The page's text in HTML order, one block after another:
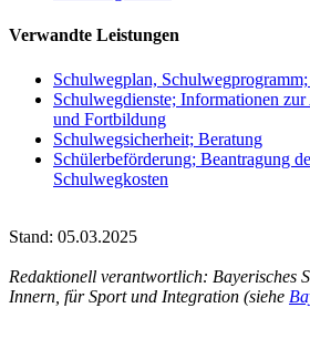
Verwandte Leistungen
Schulwegplan,
Schulwegdienste; Informationen
und Fortbildung
Schulwegsicherheit; Beratung
Schülerbeförderung; Beantragung
Schulwegkosten
Stand: 05.03.2025
Redaktionell verantwortlich: Bayerisches
Innern, für Sport und Integration (siehe